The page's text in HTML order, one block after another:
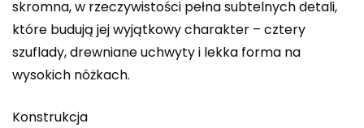
skromna, w rzeczywistości pełna subtelnych detali,
które budują jej wyjątkowy charakter – cztery
szuflady, drewniane uchwyty i lekka forma na
wysokich nóżkach.
Konstrukcja